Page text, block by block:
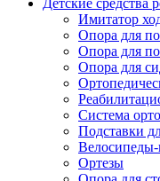
Детские средства
Имитатор
Опора для
Опора для
Опора для
Система
Подставки
Ортезы